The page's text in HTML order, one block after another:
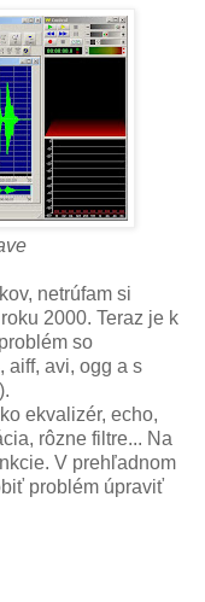
netrúfam si
2000. Teraz je k
so
aiff, avi, ogg a s
ekvalizér, echo,
rôzne filtre... Na
V prehľadnom
problém úpraviť